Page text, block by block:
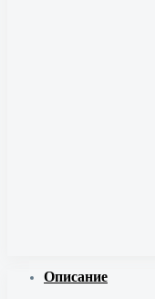
Описание